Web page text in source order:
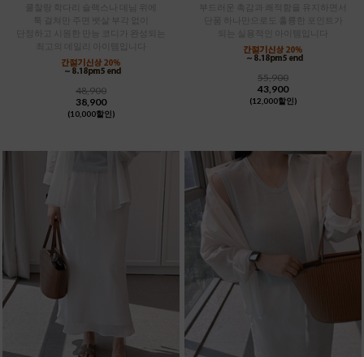
쿨찰랑 학다리 슬랙스나 데님 위에
툭 걸쳐만 주면 뱃살 부각 없이
단정하고 시원한 만능 코디가 완성되는
48,900
38,900
(10,000할인)
부드러운 촉감과 쾌적함을 유지하면서
55,900
43,900
(12,000할인)